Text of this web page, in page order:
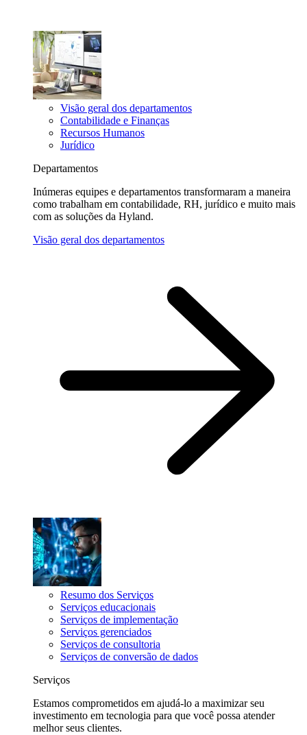
Visão geral dos departamentos
Contabilidade e Finanças
Recursos Humanos
Jurídico
Departamentos
Inúmeras equipes e departamentos transformaram a maneira
como trabalham em contabilidade, RH, jurídico e muito mais
com as soluções da Hyland.
Visão geral dos departamentos
Resumo dos Serviços
Serviços educacionais
Serviços de implementação
Serviços gerenciados
Serviços de consultoria
Serviços de conversão de dados
Serviços
Estamos comprometidos em ajudá-lo a maximizar seu
investimento em tecnologia para que você possa atender
melhor seus clientes.